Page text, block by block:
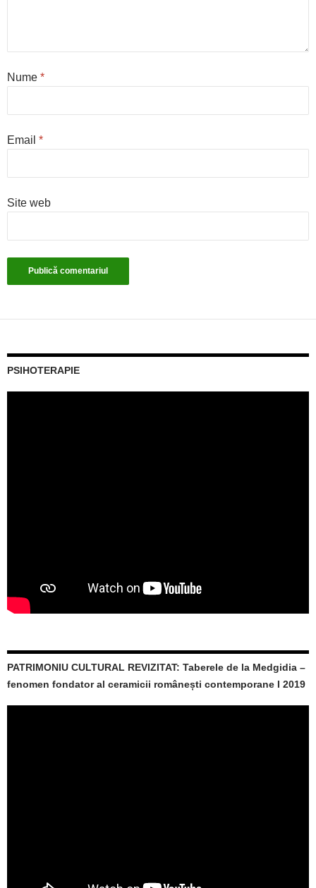
Nume *
Email *
Site web
PSIHOTERAPIE
PATRIMONIU CULTURAL REVIZITAT: Taberele de la Medgidia –
fenomen fondator al ceramicii românești contemporane I 2019